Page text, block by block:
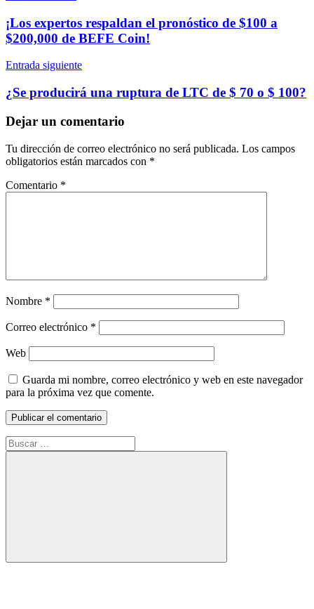
de
entradas
¡Los expertos respaldan el pronóstico de $100 a
$200,000 de BEFE Coin!
Entrada siguiente
¿Se producirá una ruptura de LTC de $ 70 o $ 100?
Dejar un comentario
Tu dirección de correo electrónico no será publicada. Los campos
obligatorios están marcados con *
Comentario *
Nombre *
Correo electrónico *
Web
Guarda mi nombre, correo electrónico y web en este navegador
para la próxima vez que comente.
Buscar:
Buscar